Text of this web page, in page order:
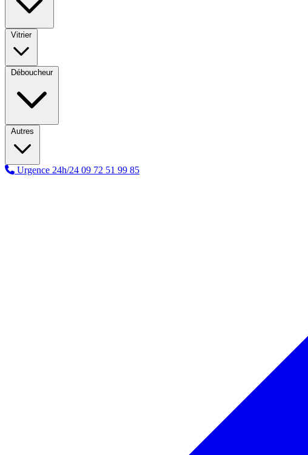
Vitrier
Déboucheur
Autres
Urgence 24h/24 09 72 51 99 85